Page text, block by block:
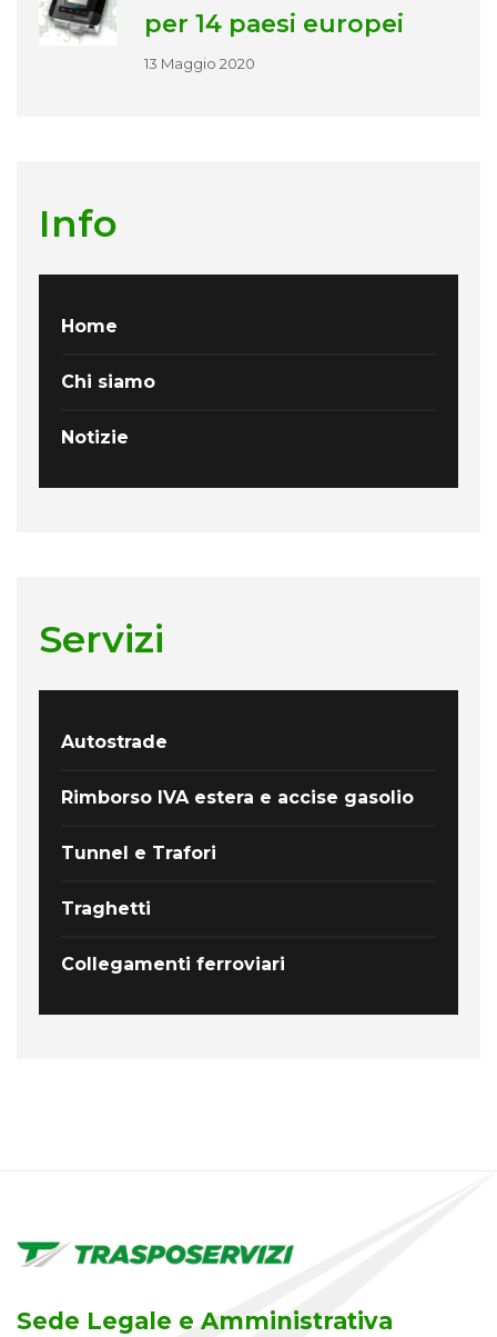
per 14 paesi europei
13 Maggio 2020
Info
Home
Chi siamo
Notizie
Servizi
Autostrade
Rimborso IVA estera e accise gasolio
Tunnel e Trafori
Traghetti
Collegamenti ferroviari
Sede Legale e Amministrativa